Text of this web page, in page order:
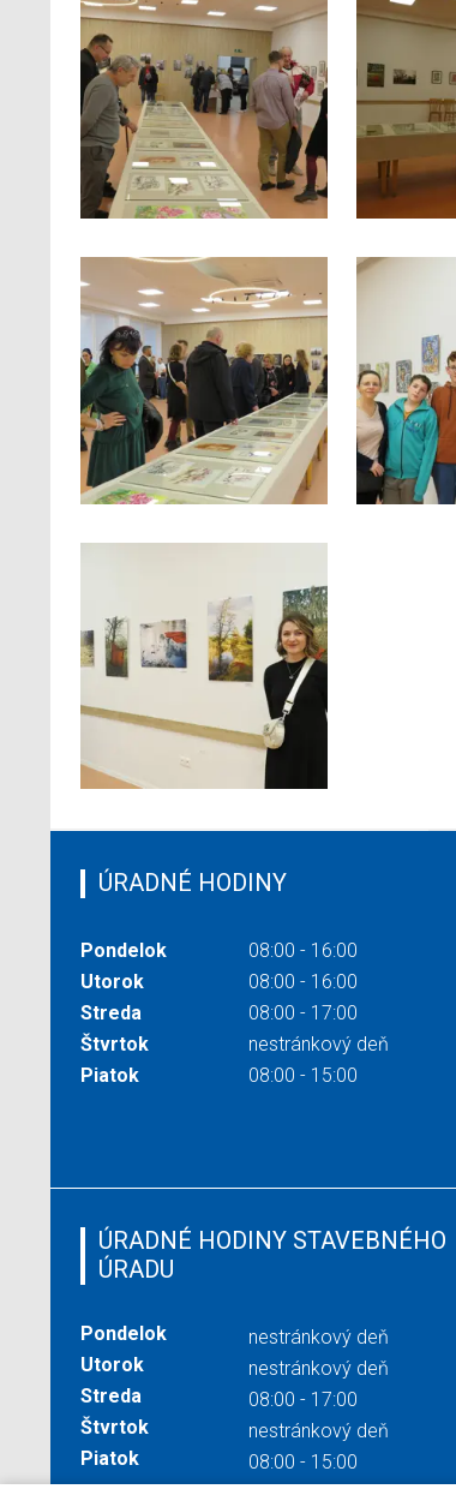
ÚRADNÉ HODINY
Pondelok
08:00 - 16:00
Utorok
08:00 - 16:00
Streda
08:00 - 17:00
Štvrtok
nestránkový deň
Piatok
08:00 - 15:00
ÚRADNÉ HODINY STAVEBNÉHO
ÚRADU
Pondelok
nestránkový deň
Utorok
nestránkový deň
Streda
08:00 - 17:00
Štvrtok
nestránkový deň
Piatok
08:00 - 15:00